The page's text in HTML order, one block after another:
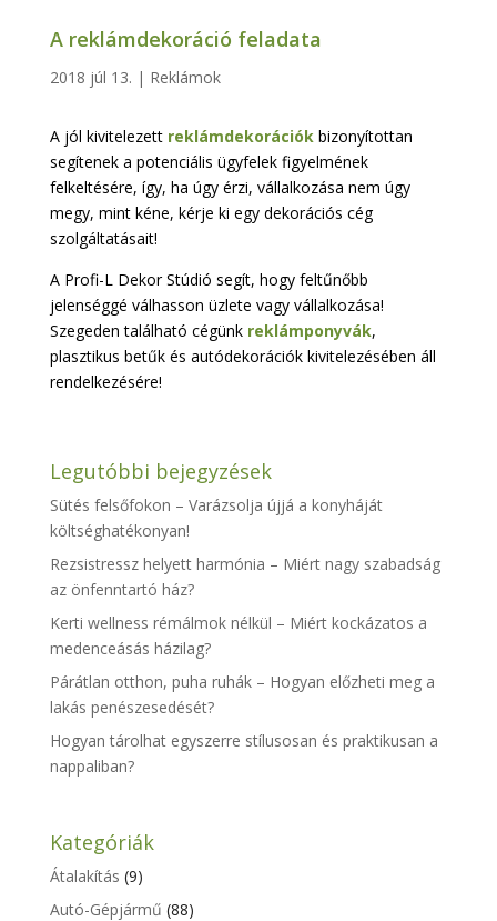
A reklámdekoráció feladata
2018 júl 13. | Reklámok
A jól kivitelezett reklámdekorációk bizonyítottan
segítenek a potenciális ügyfelek figyelmének
felkeltésére, így, ha úgy érzi, vállalkozása nem úgy
megy, mint kéne, kérje ki egy dekorációs cég
szolgáltatásait!
A Profi-L Dekor Stúdió segít, hogy feltűnőbb
jelenséggé válhasson üzlete vagy vállalkozása!
Szegeden található cégünk reklámponyvák,
plasztikus betűk és autódekorációk kivitelezésében áll
rendelkezésére!
Legutóbbi bejegyzések
Sütés felsőfokon – Varázsolja újjá a konyháját
költséghatékonyan!
Rezsistressz helyett harmónia – Miért nagy szabadság
az önfenntartó ház?
Kerti wellness rémálmok nélkül – Miért kockázatos a
medenceásás házilag?
Párátlan otthon, puha ruhák – Hogyan előzheti meg a
lakás penészesedését?
Hogyan tárolhat egyszerre stílusosan és praktikusan a
nappaliban?
Kategóriák
Átalakítás (9)
Autó-Gépjármű (88)